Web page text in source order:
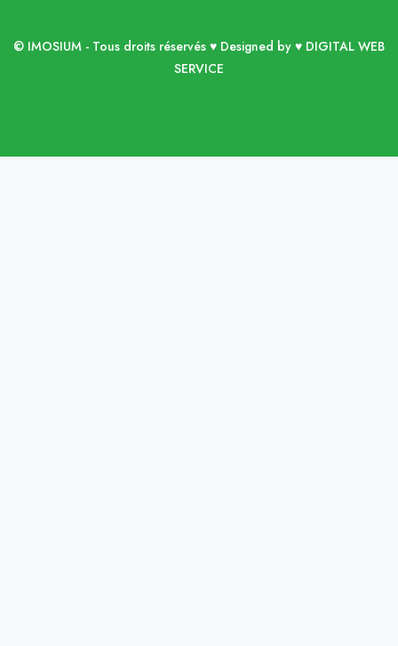
© IMOSIUM - Tous droits réservés ♥ Designed by ♥ DIGITAL WEB
SERVICE